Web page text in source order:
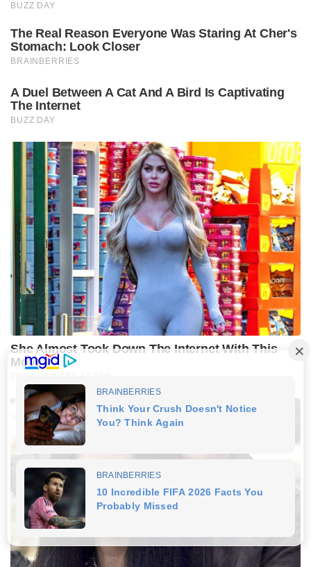
BUZZ DAY
The Real Reason Everyone Was Staring At Cher's
Stomach: Look Closer
BRAINBERRIES
A Duel Between A Cat And A Bird Is Captivating
The Internet
BUZZ DAY
She Almost Took Down The Internet With This
Move